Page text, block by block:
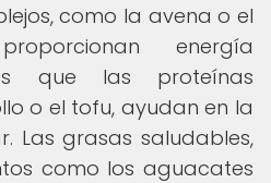
como la avena o el
energía
que las proteínas
o el tofu, ayudan en la
Las grasas saludables,
como los aguacates